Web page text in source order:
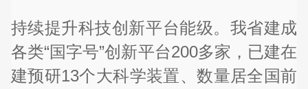
持续提升科技创新平台能级。我省建成
各类“国字号”创新平台200多家，已建在
建预研13个大科学装置、数量居全国前